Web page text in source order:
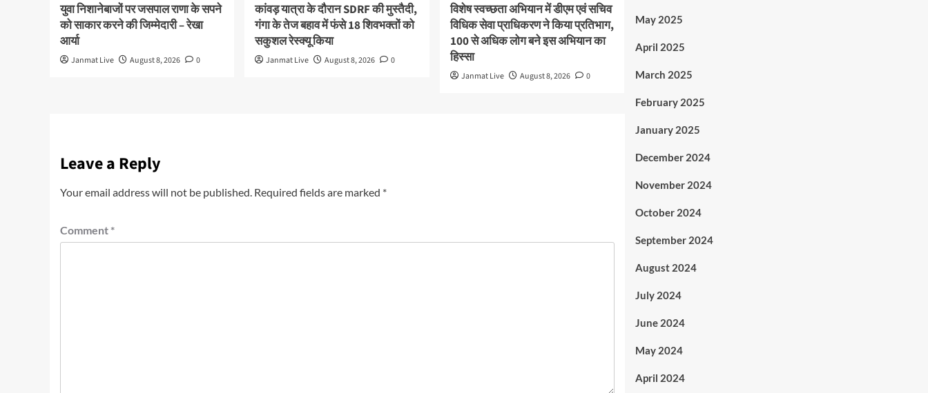
युवा निशानेबाजों पर जसपाल राणा के सपने
को साकार करने की जिम्मेदारी – रेखा
आर्या
Janmat Live August 8, 2026 0
कांवड़ यात्रा के दौरान SDRF की मुस्तैदी,
गंगा के तेज बहाव में फंसे 18 शिवभक्तों को
सकुशल रेस्क्यू किया
Janmat Live August 8, 2026 0
विशेष स्वच्छता अभियान में डीएम एवं सचिव
विधिक सेवा प्राधिकरण ने किया प्रतिभाग,
100 से अधिक लोग बने इस अभियान का
हिस्सा
Janmat Live August 8, 2026 0
Leave a Reply
Your email address will not be published. Required fields are marked *
Comment *
May 2025
April 2025
March 2025
February 2025
January 2025
December 2024
November 2024
October 2024
September 2024
August 2024
July 2024
June 2024
May 2024
April 2024